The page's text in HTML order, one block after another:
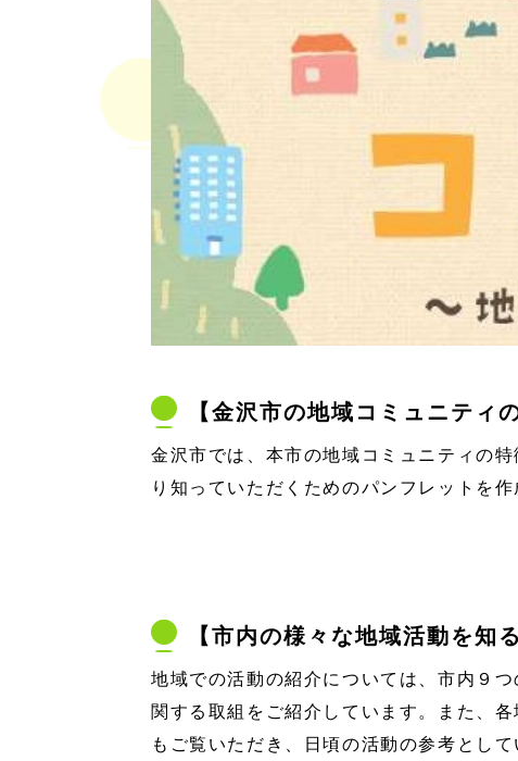
【金沢市の地域コミュニティ
金沢市では、本市の地域コミュニティの
り知っていただくためのパンフレットを作
【市内の様々な地域活動を知
地域での活動の紹介については、市内９
関する取組をご紹介しています。また、
もご覧いただき、日頃の活動の参考として